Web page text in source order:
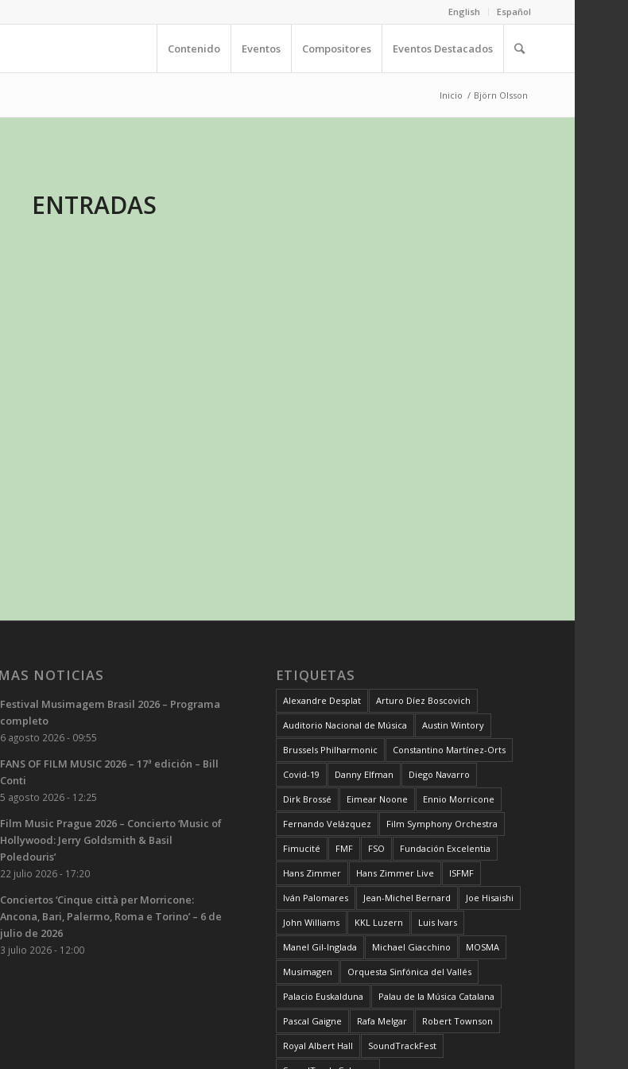
English Español
Contenido Eventos Compositores Eventos Destacados
Inicio / Björn Olsson
ENTRADAS
NOTICIAS
Festival Musimagem Brasil 2026 – Programa
completo
6 agosto 2026 - 09:55
FANS OF FILM MUSIC 2026 – 17ª edición – Bill
Conti
5 agosto 2026 - 12:25
Film Music Prague 2026 – Concierto ‘Music of
Hollywood: Jerry Goldsmith & Basil
Poledouris’
22 julio 2026 - 17:20
Conciertos ‘Cinque città per Morricone:
Ancona, Bari, Palermo, Roma e Torino’ – 6 de
julio de 2026
3 julio 2026 - 12:00
ETIQUETAS
Alexandre Desplat Arturo Díez Boscovich
Auditorio Nacional de Música Austin Wintory
Brussels Philharmonic Constantino Martínez-Orts
Covid-19 Danny Elfman Diego Navarro
Dirk Brossé Eimear Noone Ennio Morricone
Fernando Velázquez Film Symphony Orchestra
Fimucité FMF FSO Fundación Excelentia
Hans Zimmer Hans Zimmer Live ISFMF
Iván Palomares Jean-Michel Bernard Joe Hisaishi
John Williams KKL Luzern Luis Ivars
Manel Gil-Inglada Michael Giacchino MOSMA
Musimagen Orquesta Sinfónica del Vallés
Palacio Euskalduna Palau de la Música Catalana
Pascal Gaigne Rafa Melgar Robert Townson
Royal Albert Hall SoundTrackFest